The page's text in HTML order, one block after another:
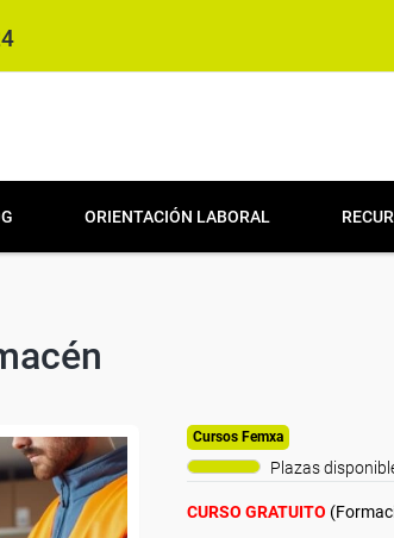
ORIENTACIÓN LABORAL
Cursos Femxa
Plazas
CURSO GRATUITO